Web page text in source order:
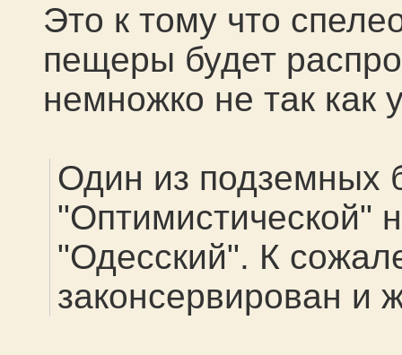
Это к тому что
пещеры будет
немножко не так как
Один из подземных
"Оптимистической"
"Одесский". К
законсервирован и